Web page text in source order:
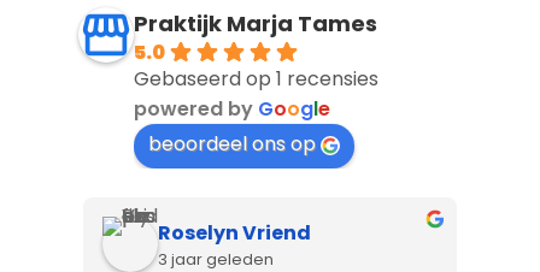
Praktijk Marja Tames
5.0
Gebaseerd op 1 recensies
powered by Google
beoordeel ons op
Roselyn Vriend
3 jaar geleden